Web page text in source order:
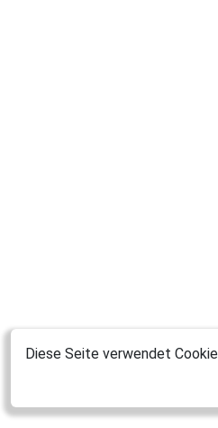
Diese Seite verwendet